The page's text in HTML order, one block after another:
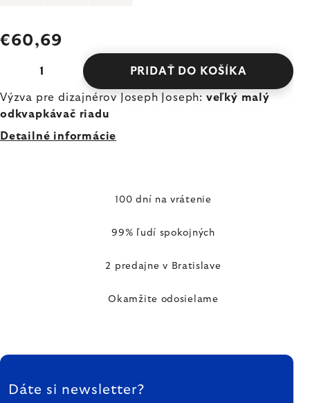
€60,69
PRIDAŤ DO KOŠÍKA
Výzva pre dizajnérov Joseph Joseph: veľký malý
odkvapkávač riadu
Detailné informácie
100 dní na vrátenie
99% ľudí spokojných
2 predajne v Bratislave
Okamžite odosielame
ZÁPÄTIE
Dáte si newsletter?